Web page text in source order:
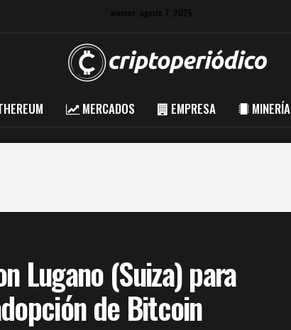
viernes, agosto 7, 2026
MERCADOS EMPRESA MINERÍA
Lugano (Suiza) para
de Bitcoin